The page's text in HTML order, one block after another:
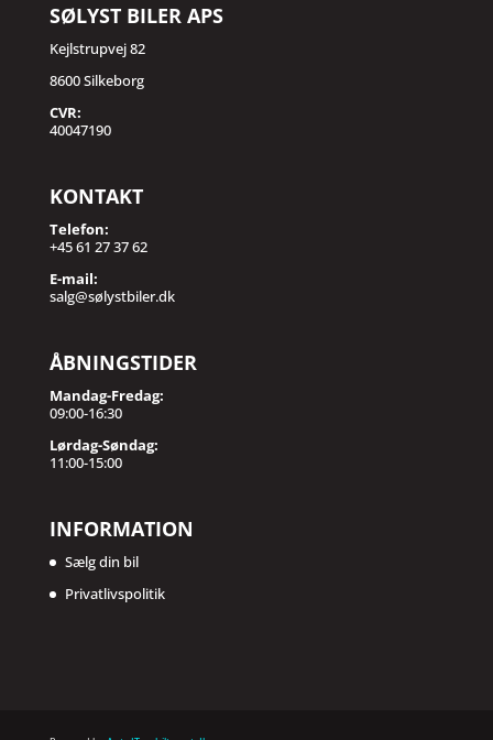
SØLYST BILER APS
Kejlstrupvej 82
8600 Silkeborg
CVR:
40047190
KONTAKT
Telefon:
+45 61 27 37 62
E-mail:
salg@sølystbiler.dk
ÅBNINGSTIDER
Mandag-Fredag:
09:00-16:30
Lørdag-Søndag:
11:00-15:00
INFORMATION
Sælg din bil
Privatlivspolitik